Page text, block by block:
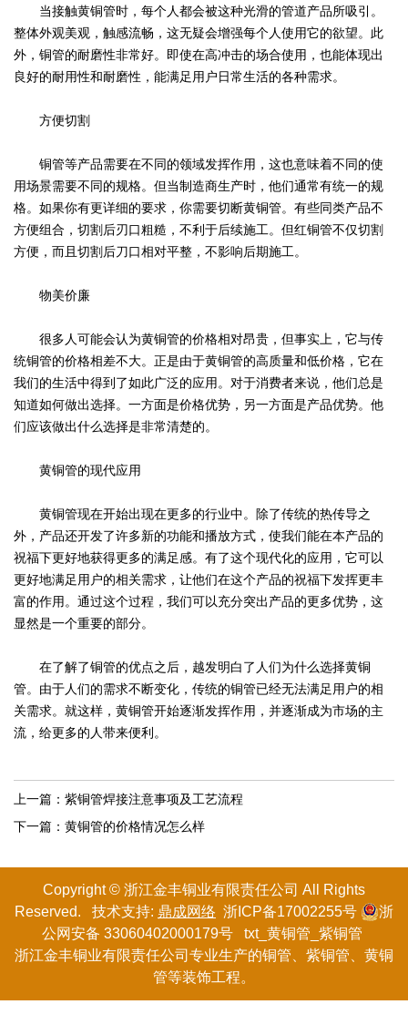
当接触黄铜管时，每个人都会被这种光滑的管道产品所吸引。
整体外观美观，触感流畅，这无疑会增强每个人使用它的欲望。此
外，铜管的耐磨性非常好。即使在高冲击的场合使用，也能体现出
良好的耐用性和耐磨性，能满足用户日常生活的各种需求。
方便切割
铜管等产品需要在不同的领域发挥作用，这也意味着不同的使
用场景需要不同的规格。但当制造商生产时，他们通常有统一的规
格。如果你有更详细的要求，你需要切断黄铜管。有些同类产品不
方便组合，切割后刃口粗糙，不利于后续施工。但红铜管不仅切割
方便，而且切割后刀口相对平整，不影响后期施工。
物美价廉
很多人可能会认为黄铜管的价格相对昂贵，但事实上，它与传
统铜管的价格相差不大。正是由于黄铜管的高质量和低价格，它在
我们的生活中得到了如此广泛的应用。对于消费者来说，他们总是
知道如何做出选择。一方面是价格优势，另一方面是产品优势。他
们应该做出什么选择是非常清楚的。
黄铜管的现代应用
黄铜管现在开始出现在更多的行业中。除了传统的热传导之
外，产品还开发了许多新的功能和播放方式，使我们能在本产品的
祝福下更好地获得更多的满足感。有了这个现代化的应用，它可以
更好地满足用户的相关需求，让他们在这个产品的祝福下发挥更丰
富的作用。通过这个过程，我们可以充分突出产品的更多优势，这
显然是一个重要的部分。
在了解了铜管的优点之后，越发明白了人们为什么选择黄铜
管。由于人们的需求不断变化，传统的铜管已经无法满足用户的相
关需求。就这样，黄铜管开始逐渐发挥作用，并逐渐成为市场的主
流，给更多的人带来便利。
上一篇： 紫铜管焊接注意事项及工艺流程
下一篇： 黄铜管的价格情况怎么样
Copyright © 浙江金丰铜业有限责任公司 All Rights
Reserved. 技术支持: 鼎成网络 浙ICP备17002255号
浙
公网安备 33060402000179号
txt_ 黄铜管 紫铜管
浙江金丰铜业有限责任公司专业生产的铜管 、紫铜管、黄铜
管等装饰工程。